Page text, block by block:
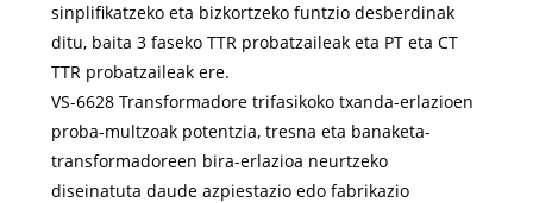
sinplifikatzeko eta bizkortzeko funtzio desberdinak
ditu, baita 3 faseko TTR probatzaileak eta PT eta CT
TTR probatzaileak ere.
VS-6628 Transformadore trifasikoko txanda-erlazioen
proba-multzoak potentzia, tresna eta banaketa-
transformadoreen bira-erlazioa neurtzeko
diseinatuta daude azpiestazio edo fabrikazio